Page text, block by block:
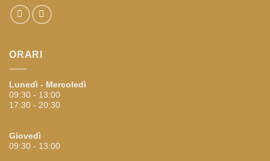
ORARI
Lunedì - Mercoledì
09:30 - 13:00
17:30 - 20:30
Giovedì
09:30 - 13:00